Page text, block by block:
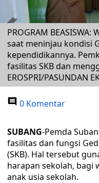
PROGRAM
saat meninjau kondisi
kependidikannya.
fasilitas SKB dan
EROSPRI/PASUNDAN
0 Komentar
SUBANG-Pemda
fasilitas dan fungsi
(SKB). Hal tersebut
harapan sekolah, bagi
anak usia sekolah.